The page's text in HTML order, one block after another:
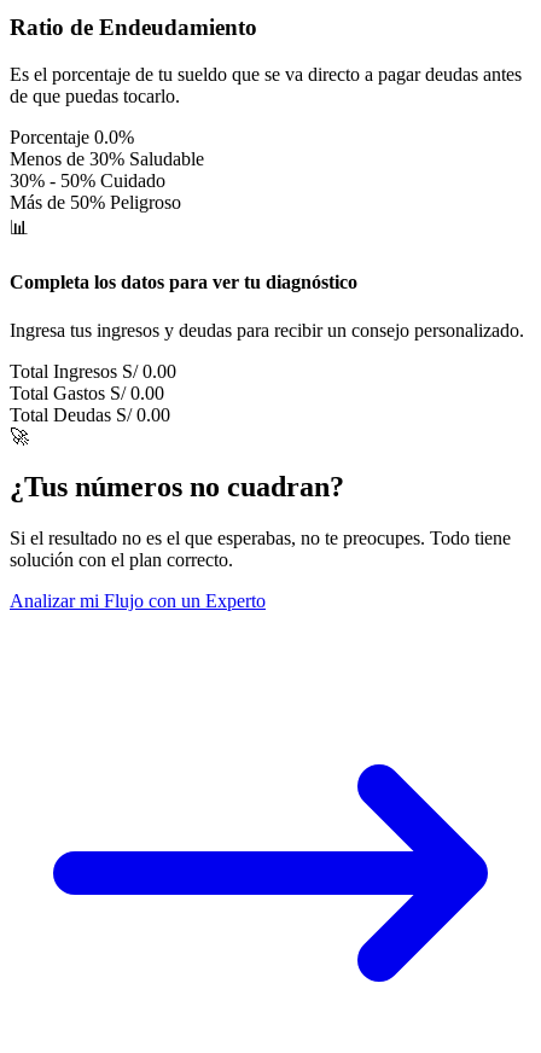
Ratio de Endeudamiento
Es el porcentaje de tu sueldo que se va directo a pagar deudas antes
de que puedas tocarlo.
Porcentaje 0.0%
Menos de 30% Saludable
30% - 50% Cuidado
Más de 50% Peligroso
📊
Completa los datos para ver tu diagnóstico
Ingresa tus ingresos y deudas para recibir un consejo personalizado.
Total Ingresos S/ 0.00
Total Gastos S/ 0.00
Total Deudas S/ 0.00
🚀
¿Tus números no cuadran?
Si el resultado no es el que esperabas, no te preocupes. Todo tiene
solución con el plan correcto.
Analizar mi Flujo con un Experto